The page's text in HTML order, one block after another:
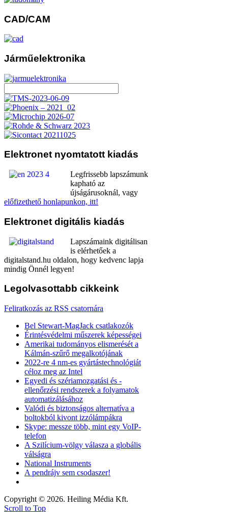
CAD/CAM
Járműelektronika
Elektronet nyomtatott kiadás
Legfrissebb lapszámunk
kapható az
újságárusoknál, vagy
előfizethető honlapunkon, itt!
Elektronet digitális kiadás
Lapszámaink digitálisan
is elérhetőek a
digitalstand.hu oldalon, hogy kedvenc lapja
mindig Önnél legyen!
Legolvasottabb cikkeink
Feliratkozás az RSS csatornára
Bel Stewart-MagJack csatlakozók
Érintésvédelmi műszerek képességei
Amerikai tudományos elismerését a
Kálmán-szűrő megalkotójának
2022-re 4 nm-es gyártástechnológiát
céloz meg az Intel
Egyedi és szériamozgatási és -
ellenőrzési rendszerek a folyamatok
automatizálásához
Valódi és biztonságos alternatíva a
boltokból kivont izzólámpákra
Skype: messze több, mint egy VoIP-
telefon
A Szilícium-völgy válasza a globális
válságra
National Instruments
A pendrájv sem csodaszer!
Copyright © 2026. Heiling Média Kft.
Scroll to Top